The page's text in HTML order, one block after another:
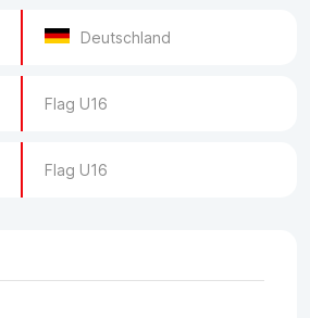
Deutschland
Flag U16
Flag U16